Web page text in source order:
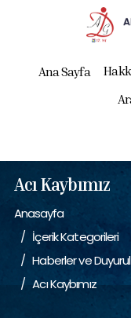
Ana Sayfa
Acı Kaybımız
Anasayfa
İçerik Kategorileri
Haberler ve
Acı Kaybımız